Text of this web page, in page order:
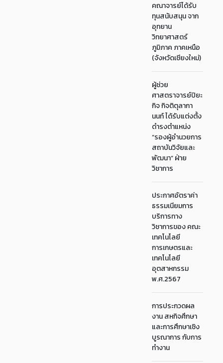
คณาจารย์ได้รับ
ทุนสนับสนุน จาก
อุทยาน
วิทยาศาสตร์
ภูมิภาค ภาคเหนือ
(จังหวัดเชียงใหม่)
ผู้ช่วย
ศาสตราจารย์ปิยะ
กิจ กิจติตุลากา
นนท์ ได้รับแต่งตั้ง
ดำรงตำแหน่ง
“รองผู้อำนวยการ
สถาบันวิจัยและ
พัฒนา“ ฝ่าย
วิชาการ
ประกาศอัตราค่า
ธรรมเนียมการ
บริการทาง
วิชาการของ คณะ
เทคโนโลยี
การเกษตรและ
เทคโนโลยี
อุตสาหกรรม
พ.ศ.2567
การประกวดผล
งาน สหกิจศึกษา
และการศึกษาเชิง
บูรณาการ กับการ
ทำงาน